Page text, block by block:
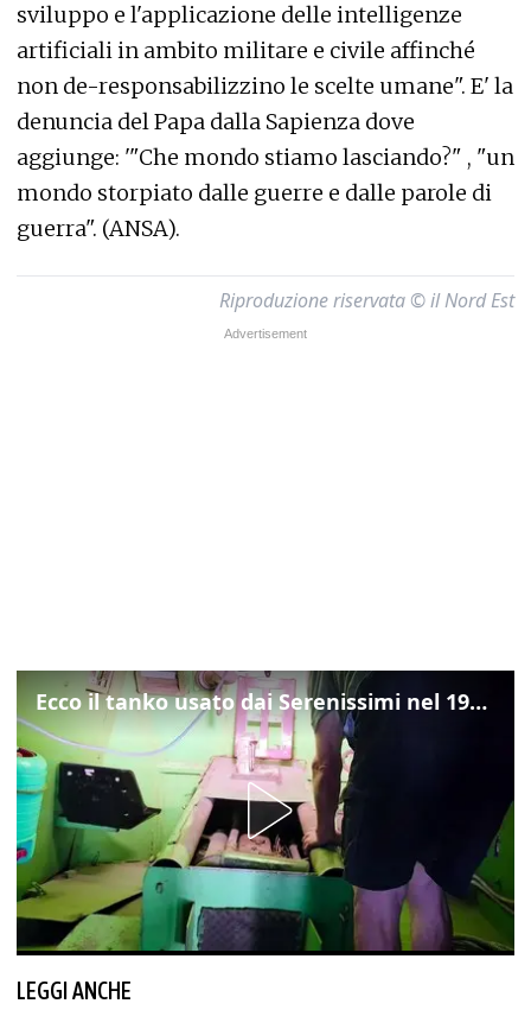
sviluppo e l'applicazione delle intelligenze
artificiali in ambito militare e civile affinché
non de-responsabilizzino le scelte umane". E' la
denuncia del Papa dalla Sapienza dove
aggiunge: '"Che mondo stiamo lasciando?" , "un
mondo storpiato dalle guerre e dalle parole di
guerra". (ANSA).
Riproduzione riservata © il Nord Est
Ecco il tanko usato dai Serenissimi nel 1997 per il blitz a San Marco
LEGGI ANCHE